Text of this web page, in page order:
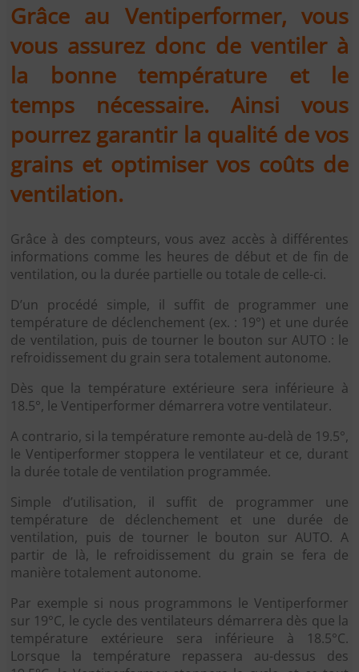
Grâce au Ventiperformer, vous
vous assurez donc de ventiler à
la bonne température et le
temps nécessaire. Ainsi vous
pourrez garantir la qualité de vos
grains et optimiser vos coûts de
ventilation.
Grâce à des compteurs, vous avez accès à différentes
informations comme les heures de début et de fin de
ventilation, ou la durée partielle ou totale de celle-ci.
D’un procédé simple, il suffit de programmer une
température de déclenchement (ex. : 19°) et une durée
de ventilation, puis de tourner le bouton sur AUTO : le
refroidissement du grain sera totalement autonome.
Dès que la température extérieure sera inférieure à
18.5°, le Ventiperformer démarrera votre ventilateur.
A contrario, si la température remonte au-delà de 19.5°,
le Ventiperformer stoppera le ventilateur et ce, durant
la durée totale de ventilation programmée.
Simple d’utilisation, il suffit de programmer une
température de déclenchement et une durée de
ventilation, puis de tourner le bouton sur AUTO. A
partir de là, le refroidissement du grain se fera de
manière totalement autonome.
Par exemple si nous programmons le Ventiperformer
sur 19°C, le cycle des ventilateurs démarrera dès que la
température extérieure sera inférieure à 18.5°C.
Lorsque la température repassera au-dessus des